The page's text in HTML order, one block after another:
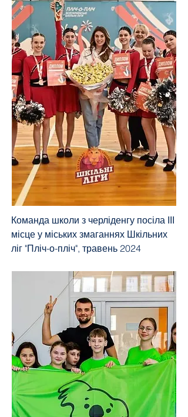
Команда школи з черліденгу посіла ІІІ
місце у міських змаганнях Шкільних
ліг "Пліч-о-пліч", травень 2024